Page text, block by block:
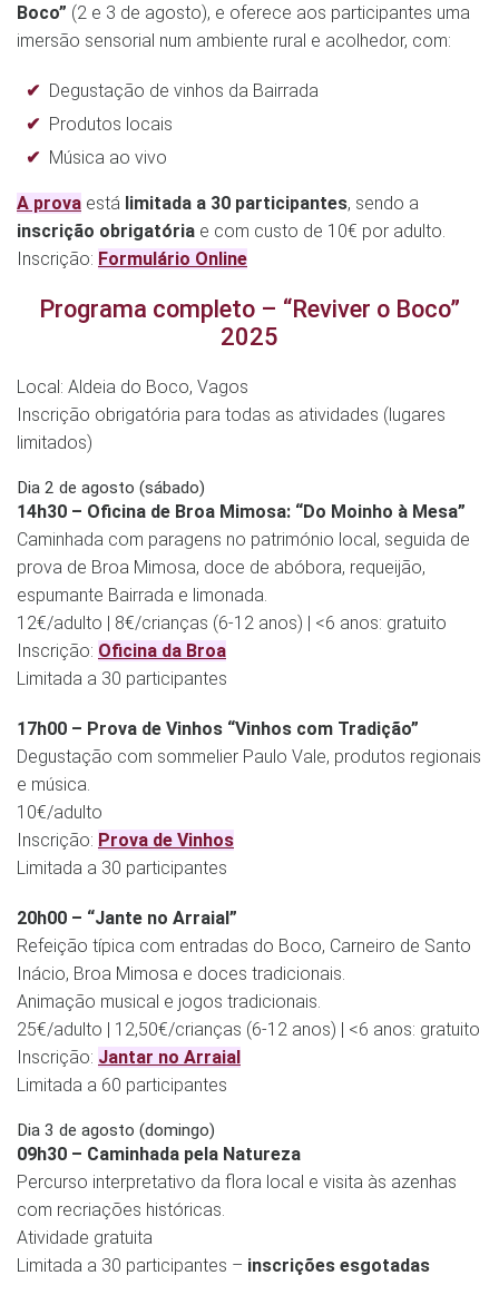
Boco” (2 e 3 de agosto), e oferece aos participantes uma
imersão sensorial num ambiente rural e acolhedor, com:
Degustação de vinhos da Bairrada
Produtos locais
Música ao vivo
A prova está limitada a 30 participantes, sendo a
inscrição obrigatória e com custo de 10€ por adulto.
Inscrição: Formulário Online
Programa completo – “Reviver o Boco”
2025
Local: Aldeia do Boco, Vagos
Inscrição obrigatória para todas as atividades (lugares
limitados)
Dia 2 de agosto (sábado)
14h30 – Oficina de Broa Mimosa: “Do Moinho à Mesa”
Caminhada com paragens no património local, seguida de
prova de Broa Mimosa, doce de abóbora, requeijão,
espumante Bairrada e limonada.
12€/adulto | 8€/crianças (6-12 anos) | <6 anos: gratuito
Inscrição: Oficina da Broa
Limitada a 30 participantes
17h00 – Prova de Vinhos “Vinhos com Tradição”
Degustação com sommelier Paulo Vale, produtos regionais
e música.
10€/adulto
Inscrição: Prova de Vinhos
Limitada a 30 participantes
20h00 – “Jante no Arraial”
Refeição típica com entradas do Boco, Carneiro de Santo
Inácio, Broa Mimosa e doces tradicionais.
Animação musical e jogos tradicionais.
25€/adulto | 12,50€/crianças (6-12 anos) | <6 anos: gratuito
Inscrição: Jantar no Arraial
Limitada a 60 participantes
Dia 3 de agosto (domingo)
09h30 – Caminhada pela Natureza
Percurso interpretativo da flora local e visita às azenhas
com recriações históricas.
Atividade gratuita
Limitada a 30 participantes – inscrições esgotadas